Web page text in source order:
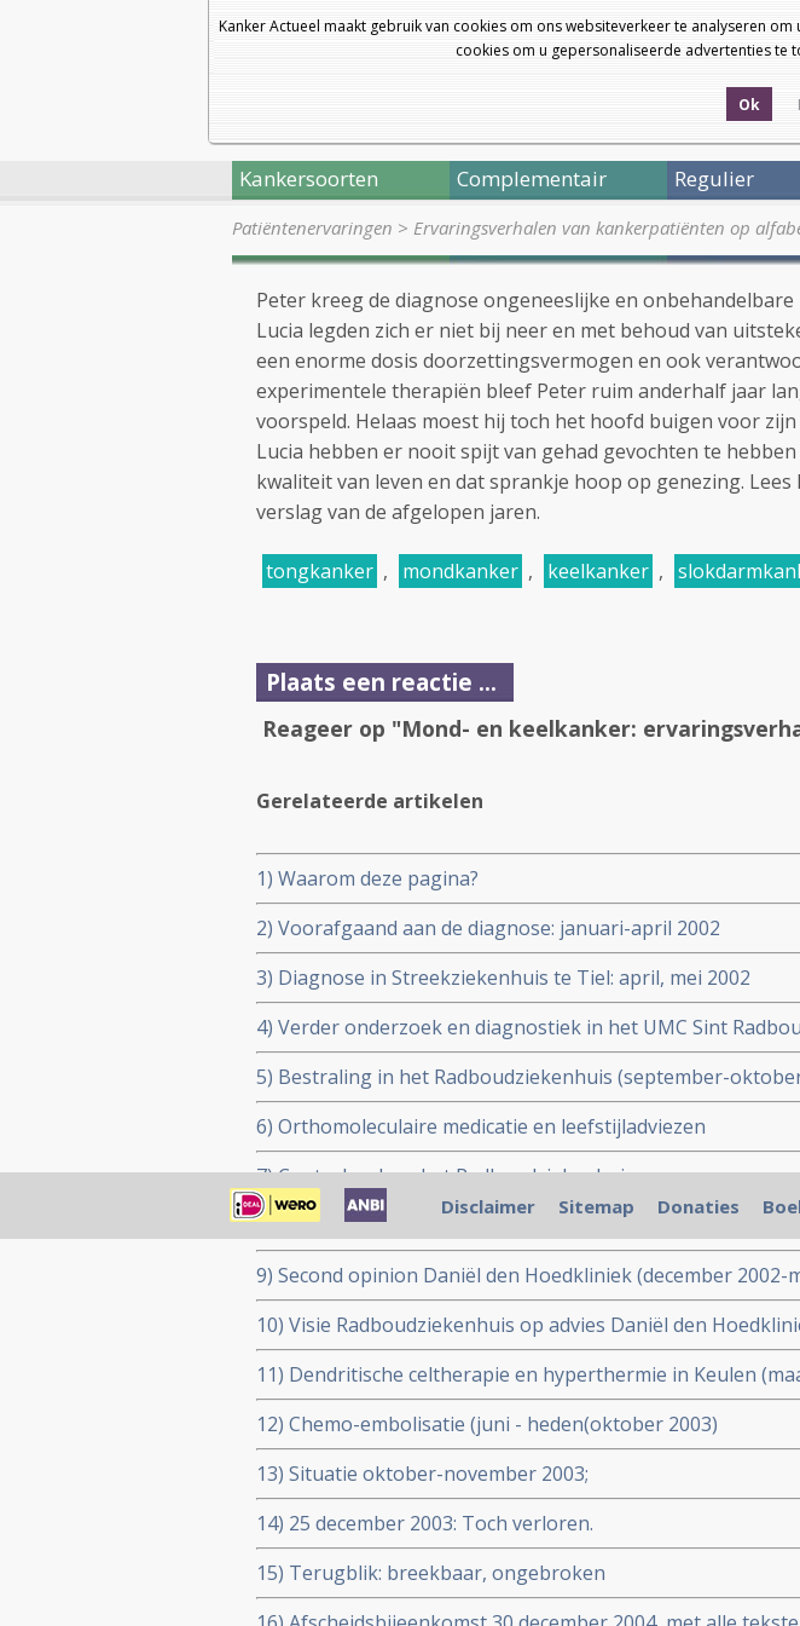
Kanker Actueel maakt gebruik van cookies om ons websiteverkeer te analyseren
cookies om u gepersonaliseerde advertenties te
Ok
Kankersoorten Complementair Regulier
Patiëntenervaringen > Ervaringsverhalen van kankerpatiënten op
Peter kreeg de diagnose ongeneeslijke en onbehandelbare
Lucia legden zich er niet bij neer en met behoud van
een enorme dosis doorzettingsvermogen en ook
experimentele therapiën bleef Peter ruim anderhalf jaar
voorspeld. Helaas moest hij toch het hoofd buigen voor
Lucia hebben er nooit spijt van gehad gevochten te
kwaliteit van leven en dat sprankje hoop op genezing.
verslag van de afgelopen jaren.
tongkanker , mondkanker , keelkanker ,
Plaats een reactie ...
Reageer op "Mond- en keelkanker:
Gerelateerde artikelen
1) Waarom deze pagina?
2) Voorafgaand aan de diagnose: januari-april 2002
3) Diagnose in Streekziekenhuis te Tiel: april, mei 2002
4) Verder onderzoek en diagnostiek in het UMC Sint
augustus 2002)
5) Bestraling in het Radboudziekenhuis (september-
6) Orthomoleculaire medicatie en leefstijladviezen
7) Controles door het Radboudziekenhuis
8) Levend bloedonderzoek en hyperthermie (december
9) Second opinion Daniël den Hoedkliniek (december 2002-
10) Visie Radboudziekenhuis op advies Daniël den
11) Dendritische celtherapie en hyperthermie in Keulen
12) Chemo-embolisatie (juni - heden(oktober 2003)
13) Situatie oktober-november 2003;
14) 25 december 2003: Toch verloren.
15) Terugblik: breekbaar, ongebroken
Disclaimer Sitemap Donaties